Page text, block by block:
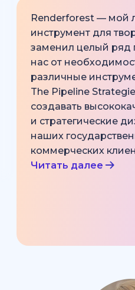
Renderforest — мой
инструмент для
заменил целый ряд
нас от
различные
The Pipeline
создавать
и стратегические
наших
коммерческих
Читать далее